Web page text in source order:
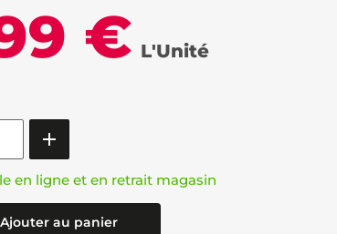
€ L'Unité
en ligne et en retrait magasin
Ajouter au panier